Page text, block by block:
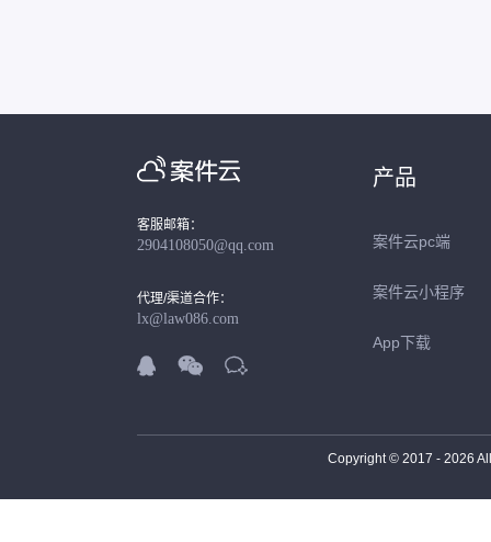
客服邮箱：
2904108050@qq.com
代理/渠道合作：
lx@law086.com
  
产品
案件云pc端
案件云小程序
App下载
Copyright © 2017 - 2026